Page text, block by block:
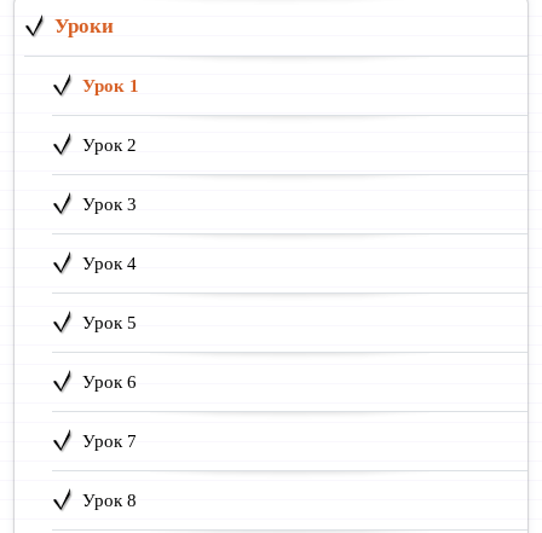
Уроки
Урок 1
Урок 2
Урок 3
Урок 4
Урок 5
Урок 6
Урок 7
Урок 8